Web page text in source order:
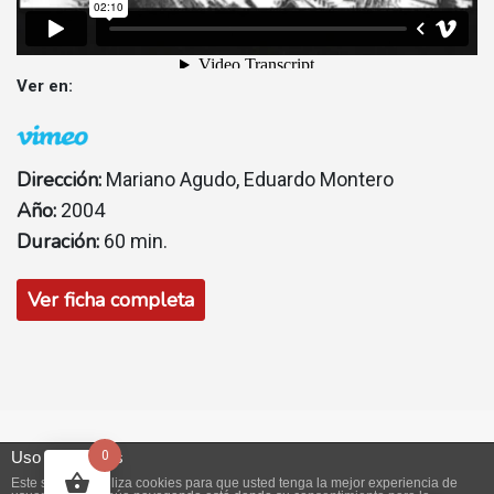
Ver en:
Dirección: Mariano Agudo, Eduardo Montero
Año: 2004
Duración: 60 min.
Ver ficha completa
© 2026Intermedia Producciones |Tema Bootstrap para
WordPress
Uso de cookies
Este sitio web utiliza cookies para que usted tenga la mejor experiencia de
0